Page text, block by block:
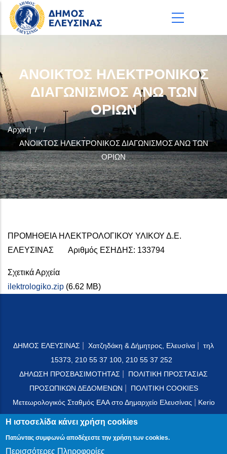
Παράκαμψη προς το κυρίως περιεχόμενο
ΑΝΟΙΚΤΟΣ ΗΛΕΚΤΡΟΝΙΚΟΣ
ΔΙΑΓΩΝΙΣΜΟΣ ΑΝΩ ΤΩΝ
ΟΡΙΩΝ
Αρχική / /
ΑΝΟΙΚΤΟΣ ΗΛΕΚΤΡΟΝΙΚΟΣ ΔΙΑΓΩΝΙΣΜΟΣ ΑΝΩ ΤΩΝ
ΟΡΙΩΝ
ΠΡΟΜΗΘΕΙΑ ΗΛΕΚΤΡΟΛΟΓΙΚΟΥ ΥΛΙΚΟΥ Δ.Ε.
ΕΛΕΥΣΙΝΑΣ Αριθμός ΕΣΗΔΗΣ: 133794
Σχετικά Αρχεία
ilektrologiko.zip (6.62 MB)
ΔΗΜΟΣ ΕΛΕΥΣΙΝΑΣ Χατζηδάκη & Δήμητρος, Ελευσίνα
τηλ
15373, 210 55 37 100, 210 55 37 252
ΔΗΛΩΣΗ ΠΡΟΣΒΑΣΙΜΟΤΗΤΑΣ
ΠΟΛΙΤΙΚΗ ΠΡΟΣΤΑΣΙΑΣ
ΠΡΟΣΩΠΙΚΩΝ ΔΕΔΟΜΕΝΩΝ
ΠΟΛΙΤΙΚΗ COOKIES
Μετεωρολογικός Σταθμός ΕΑΑ στο Δημαρχείο Ελευσίνας
Kerio
Mail Server
Η ιστοσελίδα κάνει χρήση cookies
Πατώντας συμφωνώ αποδέχεστε την χρήση των cookies.
Περισσότερες Πληροφορίες